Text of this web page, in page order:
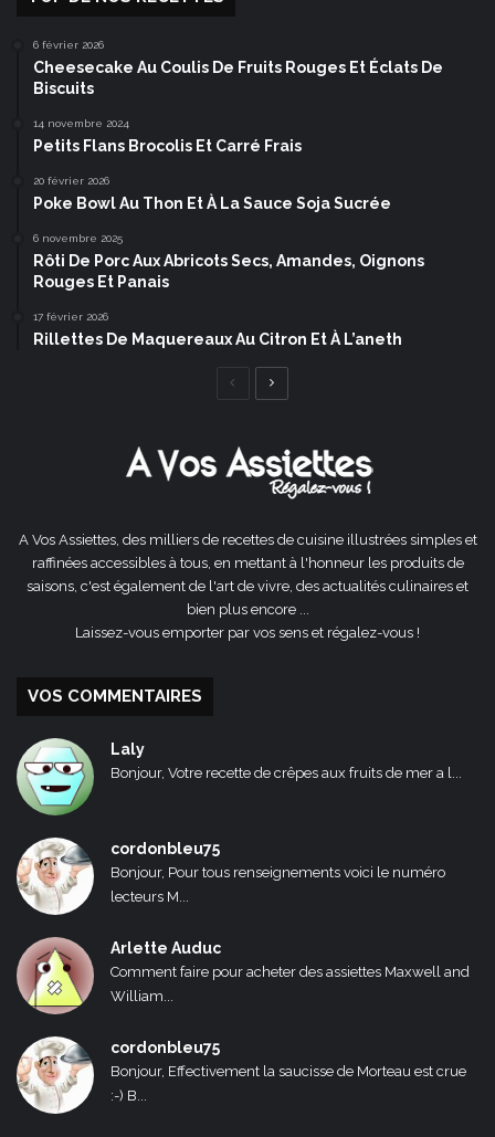
6 février 2026
Cheesecake Au Coulis De Fruits Rouges Et Éclats De
Biscuits
14 novembre 2024
Petits Flans Brocolis Et Carré Frais
20 février 2026
Poke Bowl Au Thon Et À La Sauce Soja Sucrée
6 novembre 2025
Rôti De Porc Aux Abricots Secs, Amandes, Oignons
Rouges Et Panais
17 février 2026
Rillettes De Maquereaux Au Citron Et À L’aneth
Page
A Vos Assiettes, des milliers de recettes de cuisine illustrées simples et
raffinées accessibles à tous, en mettant à l'honneur les produits de
saisons, c'est également de l'art de vivre, des actualités culinaires et
bien plus encore ...
Laissez-vous emporter par vos sens et régalez-vous !
VOS COMMENTAIRES
Laly
Bonjour, Votre recette de crêpes aux fruits de mer a l...
cordonbleu75
Bonjour, Pour tous renseignements voici le numéro
lecteurs M...
Arlette Auduc
Comment faire pour acheter des assiettes Maxwell and
William...
cordonbleu75
Bonjour, Effectivement la saucisse de Morteau est crue
:-) B...